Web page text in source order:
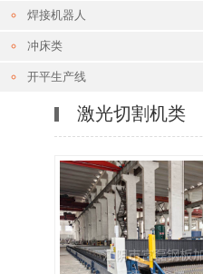
焊接机器人
冲床类
开平生产线
激光切割机类